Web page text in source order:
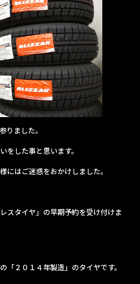
りました。
をした事と思います。
にはご迷惑をおかけしました。
スタイヤ」の早期予約を受け付けま
「２０１４年製造」のタイヤです。